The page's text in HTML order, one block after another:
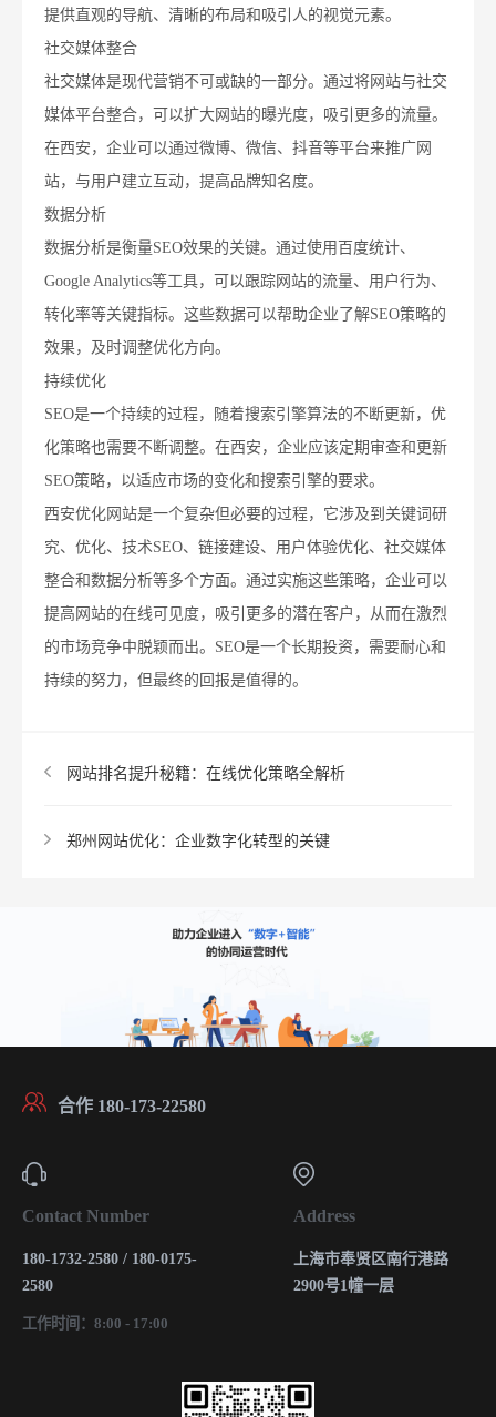
提供直观的导航、清晰的布局和吸引人的视觉元素。
社交媒体整合
社交媒体是现代营销不可或缺的一部分。通过将网站与社交
媒体平台整合，可以扩大网站的曝光度，吸引更多的流量。
在西安，企业可以通过微博、微信、抖音等平台来推广网
站，与用户建立互动，提高品牌知名度。
数据分析
数据分析是衡量SEO效果的关键。通过使用百度统计、
Google Analytics等工具，可以跟踪网站的流量、用户行为、
转化率等关键指标。这些数据可以帮助企业了解SEO策略的
效果，及时调整优化方向。
持续优化
SEO是一个持续的过程，随着搜索引擎算法的不断更新，优
化策略也需要不断调整。在西安，企业应该定期审查和更新
SEO策略，以适应市场的变化和搜索引擎的要求。
西安优化网站是一个复杂但必要的过程，它涉及到关键词研
究、优化、技术SEO、链接建设、用户体验优化、社交媒体
整合和数据分析等多个方面。通过实施这些策略，企业可以
提高网站的在线可见度，吸引更多的潜在客户，从而在激烈
的市场竞争中脱颖而出。SEO是一个长期投资，需要耐心和
持续的努力，但最终的回报是值得的。
网站排名提升秘籍：在线优化策略全解析
郑州网站优化：企业数字化转型的关键
合作 180-173-22580
Contact Number
180-1732-2580 / 180-0175-
2580
工作时间：8:00 - 17:00
Address
上海市奉贤区南行港路
2900号1幢一层